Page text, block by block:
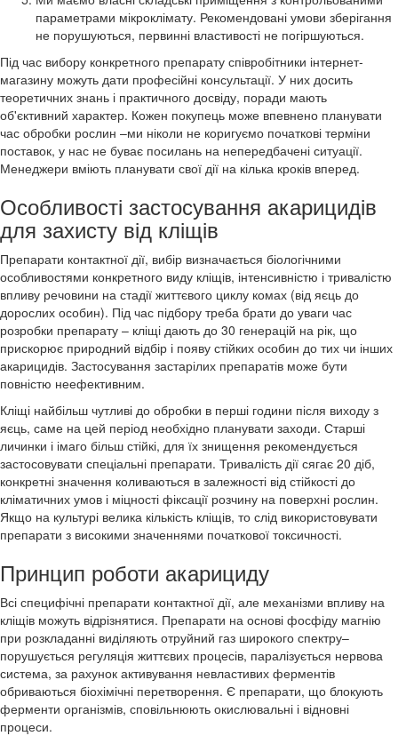
параметрами мікроклімату. Рекомендовані умови зберігання
не порушуються, первинні властивості не погіршуються.
Під час вибору конкретного препарату співробітники інтернет-
магазину можуть дати професійні консультації. У них досить
теоретичних знань і практичного досвіду, поради мають
об'єктивний характер. Кожен покупець може впевнено планувати
час обробки рослин –ми ніколи не коригуємо початкові терміни
поставок, у нас не буває посилань на непередбачені ситуації.
Менеджери вміють планувати свої дії на кілька кроків вперед.
Особливості застосування акарицидів
для захисту від кліщів
Препарати контактної дії, вибір визначається біологічними
особливостями конкретного виду кліщів, інтенсивністю і тривалістю
впливу речовини на стадії життєвого циклу комах (від яєць до
дорослих особин). Під час підбору треба брати до уваги час
розробки препарату – кліщі дають до 30 генерацій на рік, що
прискорює природний відбір і появу стійких особин до тих чи інших
акарицидів. Застосування застарілих препаратів може бути
повністю неефективним.
Кліщі найбільш чутливі до обробки в перші години після виходу з
яєць, саме на цей період необхідно планувати заходи. Старші
личинки і імаго більш стійкі, для їх знищення рекомендується
застосовувати спеціальні препарати. Тривалість дії сягає 20 діб,
конкретні значення коливаються в залежності від стійкості до
кліматичних умов і міцності фіксації розчину на поверхні рослин.
Якщо на культурі велика кількість кліщів, то слід використовувати
препарати з високими значеннями початкової токсичності.
Принцип роботи акарициду
Всі специфічні препарати контактної дії, але механізми впливу на
кліщів можуть відрізнятися. Препарати на основі фосфіду магнію
при розкладанні виділяють отруйний газ широкого спектру–
порушується регуляція життєвих процесів, паралізується нервова
система, за рахунок активування невластивих ферментів
обриваються біохімічні перетворення. Є препарати, що блокують
ферменти організмів, сповільнюють окислювальні і відновні
процеси.